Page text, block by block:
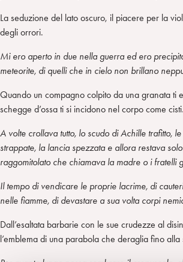
La seduzione del lato oscuro, il piacere per la
degli orrori.
Mi ero aperto in due nella guerra ed ero
meteorite, di quelli che in cielo non brillano
Quando un compagno colpito da una granata ti
schegge d’ossa ti si incidono nel corpo come
A volte crollava tutto, lo scudo di Achille trafitto,
strappate, la lancia spezzata e allora restava
raggomitolato che chiamava la madre o i fratelli
Il tempo di vendicare le proprie lacrime, di
nelle fiamme, di devastare a sua volta corpi
Dall’esaltata barbarie con le sue crudezze al
l’emblema di una parabola che deraglia fino alla